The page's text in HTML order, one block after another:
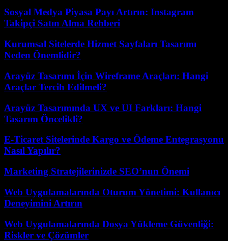
Sosyal Medya Piyasa Payı Artırın: Instagram
Takipçi Satın Alma Rehberi
Kurumsal Sitelerde Hizmet Sayfaları Tasarımı
Neden Önemlidir?
Arayüz Tasarımı İçin Wireframe Araçları: Hangi
Araçlar Tercih Edilmeli?
Arayüz Tasarımında UX ve UI Farkları: Hangi
Tasarım Öncelikli?
E-Ticaret Sitelerinde Kargo ve Ödeme Entegrasyonu
Nasıl Yapılır?
Marketing Stratejilerinizde SEO’nun Önemi
Web Uygulamalarında Oturum Yönetimi: Kullanıcı
Deneyimini Artırın
Web Uygulamalarında Dosya Yükleme Güvenliği:
Riskler ve Çözümler